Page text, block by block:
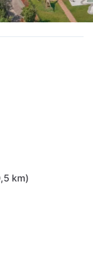
km)